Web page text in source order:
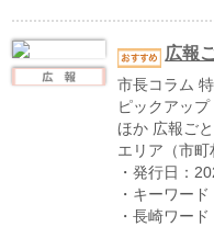
広報
市長コラム
ピックアッ
ほか 広報ご
エリア（市町
・発行日：
・キーワード
・長崎ワード
長崎と天草地方の潜伏
関連遺産
大学・専門学校ナビ
ハイスクールナビ
小・中学校ナビ